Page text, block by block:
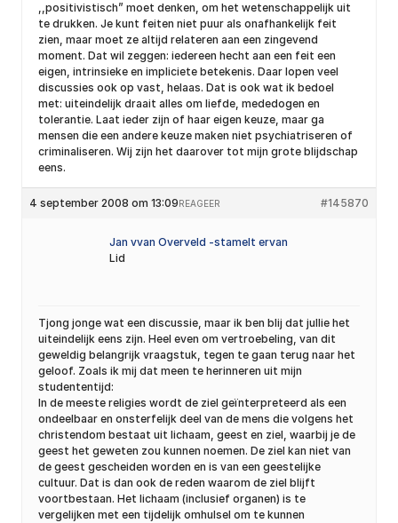
,,positivistisch” moet denken, om het wetenschappelijk uit
te drukken. Je kunt feiten niet puur als onafhankelijk feit
zien, maar moet ze altijd relateren aan een zingevend
moment. Dat wil zeggen: iedereen hecht aan een feit een
eigen, intrinsieke en impliciete betekenis. Daar lopen veel
discussies ook op vast, helaas. Dat is ook wat ik bedoel
met: uiteindelijk draait alles om liefde, mededogen en
tolerantie. Laat ieder zijn of haar eigen keuze, maar ga
mensen die een andere keuze maken niet psychiatriseren of
criminaliseren. Wij zijn het daarover tot mijn grote blijdschap
eens.
4 september 2008 om 13:09 #145870
REAGEER
Jan vvan Overveld -stamelt ervan
Lid
Tjong jonge wat een discussie, maar ik ben blij dat jullie het
uiteindelijk eens zijn. Heel even om vertroebeling, van dit
geweldig belangrijk vraagstuk, tegen te gaan terug naar het
geloof. Zoals ik mij dat meen te herinneren uit mijn
studententijd:
In de meeste religies wordt de ziel geïnterpreteerd als een
ondeelbaar en onsterfelijk deel van de mens die volgens het
christendom bestaat uit lichaam, geest en ziel, waarbij je de
geest het geweten zou kunnen noemen. De ziel kan niet van
de geest gescheiden worden en is van een geestelijke
cultuur. Dat is dan ook de reden waarom de ziel blijft
voortbestaan. Het lichaam (inclusief organen) is te
vergelijken met een tijdelijk omhulsel om te kunnen